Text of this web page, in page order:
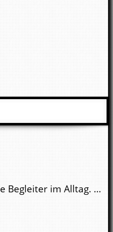
Begleiter im Alltag. ...